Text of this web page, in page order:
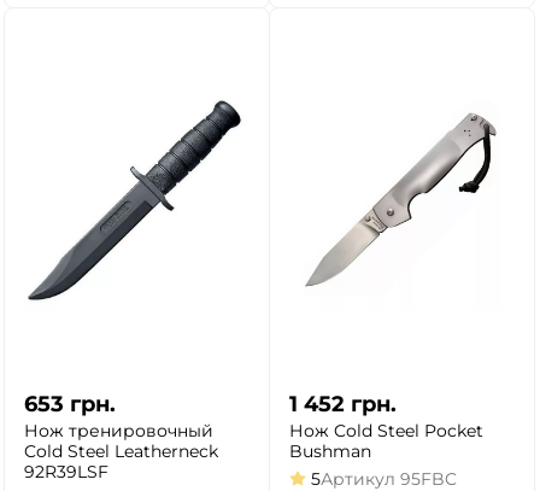
653 грн.
Нож тренировочный
Cold Steel Leatherneck
92R39LSF
1 452 грн.
Нож Cold Steel Pocket
Bushman
5Артикул 95FBC